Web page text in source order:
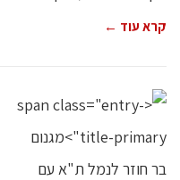
קרא עוד ←